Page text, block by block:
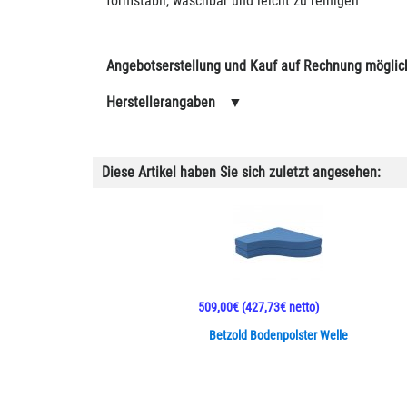
Angebotserstellung und Kauf auf Rechnung
Herstellerangaben ▼
Diese Artikel haben Sie sich zuletzt angesehen:
Betzold Bodenpolster Welle
509,00€(427,73€ netto)